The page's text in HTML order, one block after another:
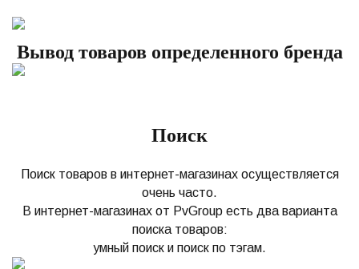
Вывод товаров определенного бренда
Поиск
Поиск товаров в интернет-магазинах осуществляется
очень часто.
В интернет-магазинах от PvGroup есть два варианта
поиска товаров:
умный поиск и поиск по тэгам.